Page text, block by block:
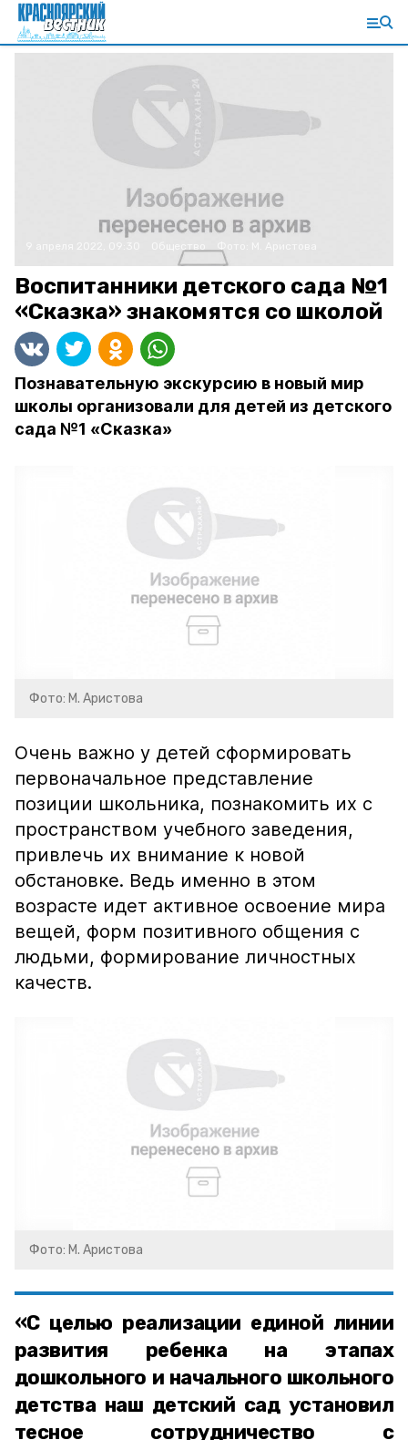
Воспитанники детского сада №1
«Сказка» знакомятся со школой
Познавательную экскурсию в новый мир
школы организовали для детей из детского
сада №1 «Сказка»
Фото: М. Аристова
Очень важно у детей сформировать
первоначальное представление
позиции школьника, познакомить их с
пространством учебного заведения,
привлечь их внимание к новой
обстановке. Ведь именно в этом
возрасте идет активное освоение мира
вещей, форм позитивного общения с
людьми, формирование личностных
качеств.
Фото: М. Аристова
«С целью реализации единой линии
развития ребенка на этапах
дошкольного и начального школьного
детства наш детский сад установил
тесное сотрудничество с